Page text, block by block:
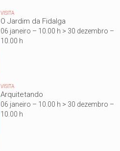
VISITA
O Jardim da Fidalga
06 janeiro – 10.00 h > 30 dezembro –
10.00 h
VISITA
Arquitetando
06 janeiro – 10.00 h > 30 dezembro –
10.00 h